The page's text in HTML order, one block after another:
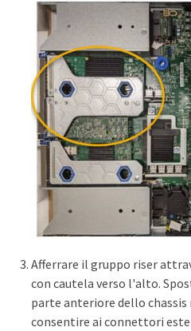
Afferrare il gruppo riser
con cautela verso l'alto.
parte anteriore dello
consentire ai connettori